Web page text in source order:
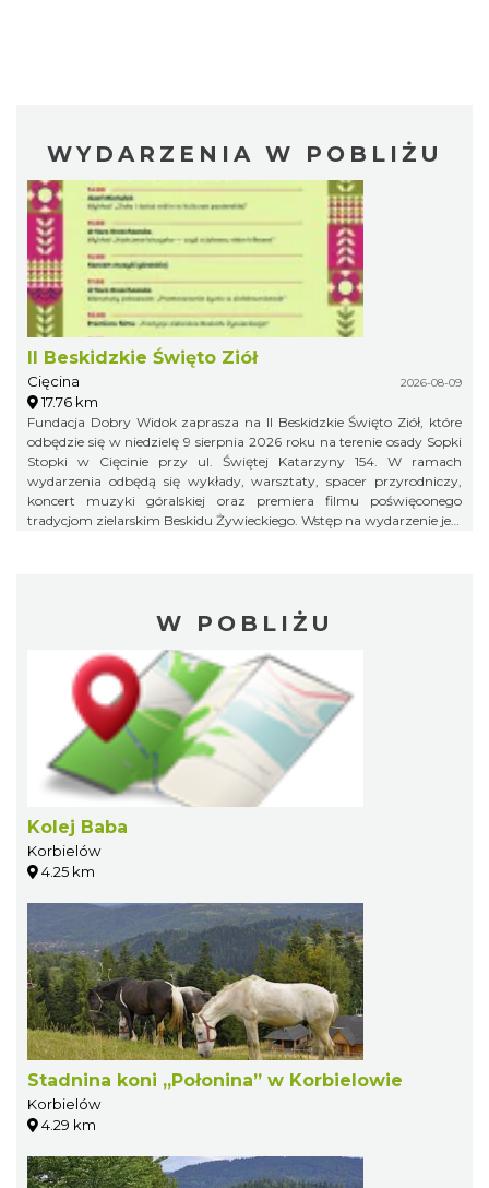
WYDARZENIA W POBLIŻU
II Beskidzkie Święto Ziół
Cięcina 2026-08-09
17.76 km
Fundacja Dobry Widok zaprasza na II Beskidzkie Święto Ziół, które
odbędzie się w niedzielę 9 sierpnia 2026 roku na terenie osady Sopki
Stopki w Cięcinie przy ul. Świętej Katarzyny 154. W ramach
wydarzenia odbędą się wykłady, warsztaty, spacer przyrodniczy,
koncert muzyki góralskiej oraz premiera filmu poświęconego
tradycjom zielarskim Beskidu Żywieckiego. Wstęp na wydarzenie jest
W POBLIŻU
Kolej Baba
Korbielów
4.25 km
Stadnina koni „Połonina” w Korbielowie
Korbielów
4.29 km